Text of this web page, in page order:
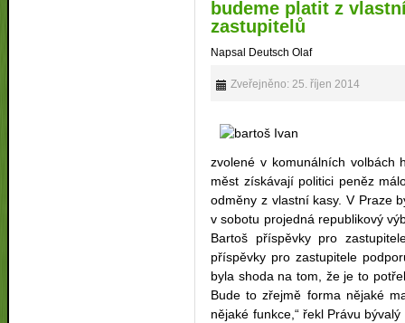
budeme platit z
zastupitelů
Napsal Deutsch Olaf
Zveřejněno: 25. říjen 2014
zvolené v komunálních volbách
měst získávají politici peněz
odměny z vlastní kasy. V Praze
v sobotu projedná republikový
Bartoš příspěvky pro
příspěvky pro zastupitele
byla shoda na tom, že je to
Bude to zřejmě forma nějaké
nějaké funkce,“ řekl Právu